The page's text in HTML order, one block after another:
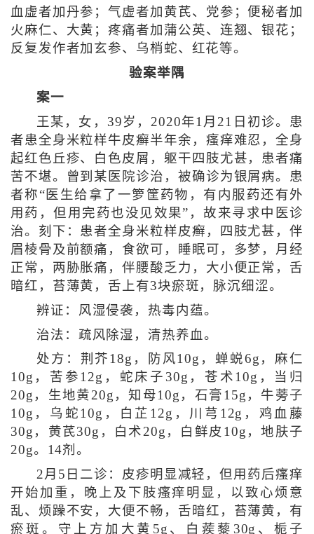
血虚者加丹参；气虚者加黄芪、党参；便秘者加
火麻仁、大黄；疼痛者加蒲公英、连翘、银花；
反复发作者加玄参、乌梢蛇、红花等。
验案举隅
案一
王某，女，39岁，2020年1月21日初诊。患
者患全身米粒样牛皮癣半年余，瘙痒难忍，全身
起红色丘疹、白色皮屑，躯干四肢尤甚，患者痛
苦不堪。曾到某医院诊治，被确诊为银屑病。患
者称“医生给拿了一箩筐药物，有内服药还有外
用药，但用完药也没见效果”，故来寻求中医诊
治。刻下：患者全身米粒样皮癣，四肢尤甚，伴
眉棱骨及前额痛，食欲可，睡眠可，多梦，月经
正常，两胁胀痛，伴腰酸乏力，大小便正常，舌
暗红，苔薄黄，舌上有3块瘀斑，脉沉细涩。
辨证：风湿侵袭，热毒内蕴。
治法：疏风除湿，清热养血。
处方：荆芥18g，防风10g，蝉蜕6g，麻仁
10g，苦参12g，蛇床子30g，苍术10g，当归
20g，生地黄20g，知母10g，石膏15g，牛蒡子
10g，乌蛇10g，白芷12g，川芎12g，鸡血藤
30g，黄芪30g，白术20g，白鲜皮10g，地肤子
20g。14剂。
2月5日二诊：皮疹明显减轻，但用药后瘙痒
开始加重，晚上及下肢瘙痒明显，以致心烦意
乱、烦躁不安，大便不畅，舌暗红，苔薄黄，有
瘀斑。守上方加大黄5g、白蒺藜30g、栀子